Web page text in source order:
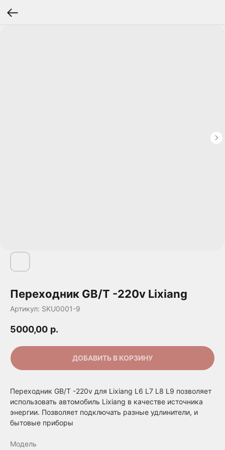
Переходник GB/T -220v Lixiang
Артикул: SKU0001-9
5000,00 р.
ДОБАВИТЬ В КОРЗИНУ
Переходник GB/T -220v для Lixiang L6 L7 L8 L9 позволяет
использовать автомобиль Lixiang в качестве источника
энергии. Позволяет подключать разные удлинители, и
бытовые приборы
Модель